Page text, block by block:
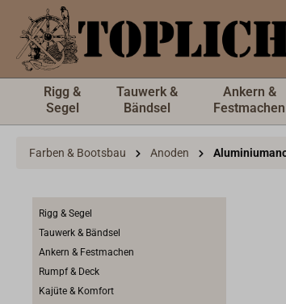
springen
Rigg &
Segel
Tauwerk &
Bändsel
Ankern &
Festmachen
Farben & Bootsbau Anoden
Rigg & Segel
Tauwerk & Bändsel
Ankern & Festmachen
Rumpf & Deck
Kajüte & Komfort